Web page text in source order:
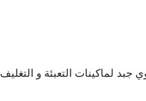
01211116954 – 01211116956 – 01211116958